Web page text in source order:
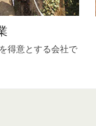
得意とする会社で